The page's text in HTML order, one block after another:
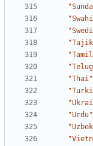
"Thai"
"Urdu"